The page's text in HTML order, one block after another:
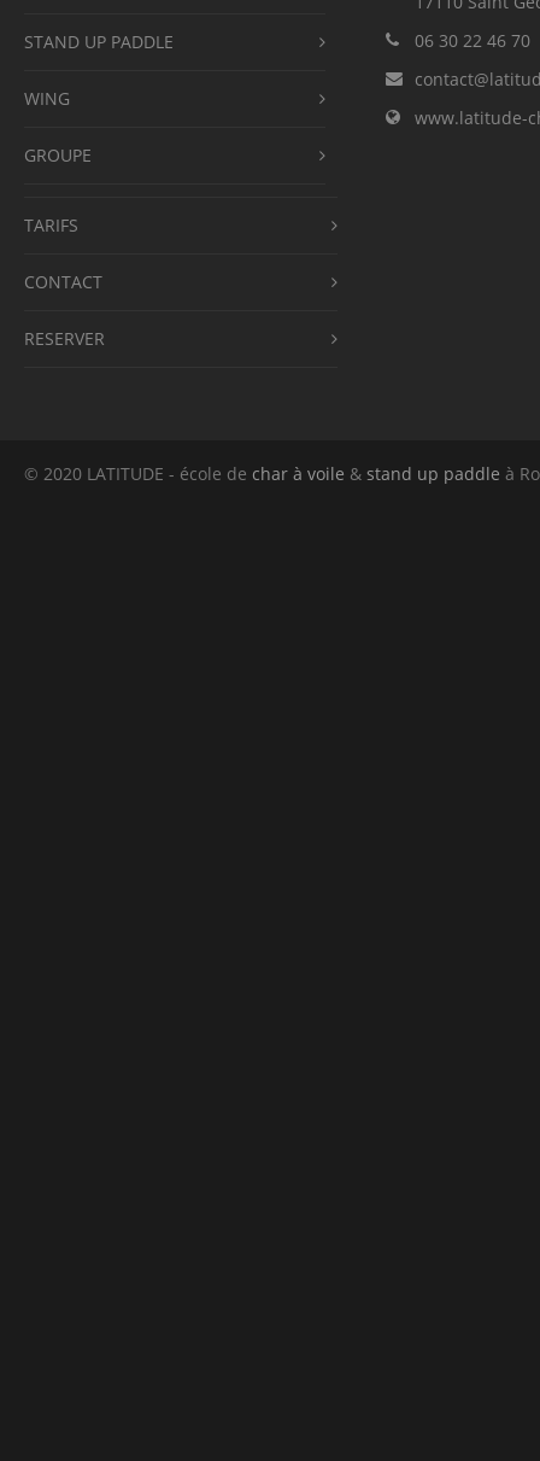
STAND UP PADDLE
WING
GROUPE
TARIFS
CONTACT
RESERVER
06 30 22 46 70
www.latitude-
© 2020 LATITUDE - école de char à voile & stand up paddle à